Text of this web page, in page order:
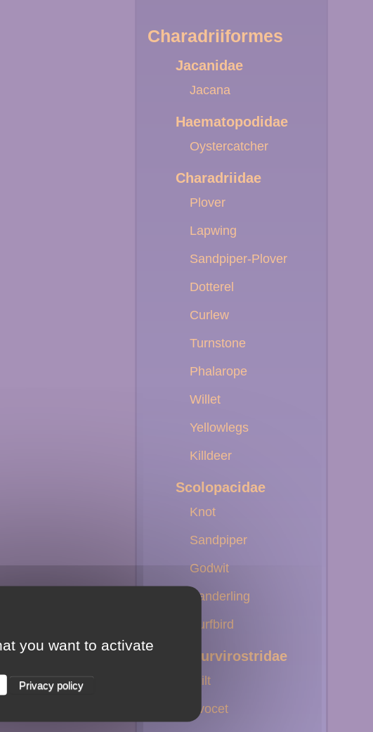
Charadriiformes
Jacanidae
Jacana
Haematopodidae
Oystercatcher
Charadriidae
Plover
Lapwing
Sandpiper-Plover
Dotterel
Curlew
Turnstone
Phalarope
Willet
Yellowlegs
Killdeer
Scolopacidae
Knot
Sandpiper
Godwit
Sanderling
Surfbird
Recurvirostridae
Stilt
Avocet
you want to activate
Privacy policy